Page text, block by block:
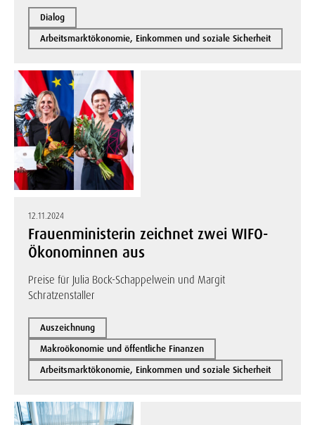
Dialog
Arbeitsmarktökonomie, Einkommen und soziale Sicherheit
12.11.2024
Frauenministerin zeichnet zwei WIFO-
Ökonominnen aus
Preise für Julia Bock-Schappelwein und Margit
Schratzenstaller
Auszeichnung
Makroökonomie und öffentliche Finanzen
Arbeitsmarktökonomie, Einkommen und soziale Sicherheit